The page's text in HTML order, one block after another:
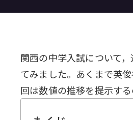
関西の中学入試について
てみました。あくまで英
回は数値の推移を提示す